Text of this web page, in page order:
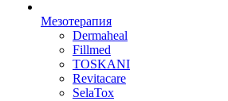
Мезотерапия
Dermaheal
Fillmed
TOSKANI
Revitacare
SelaTox